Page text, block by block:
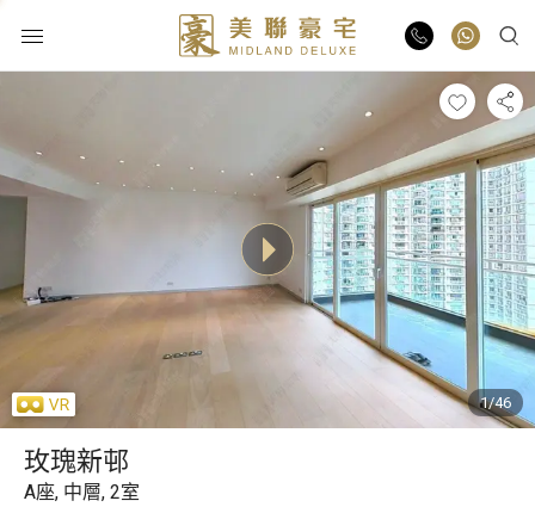
物業出租
業主放盤
豪宅報告
豪宅資訊
更多樓盤
1/46
玫瑰新邨
A座, 中層, 2室